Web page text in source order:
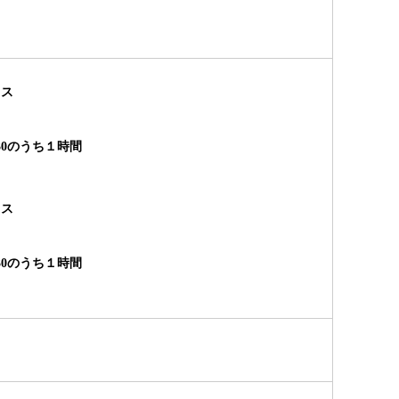
ス
のうち１時間
ス
のうち１時間